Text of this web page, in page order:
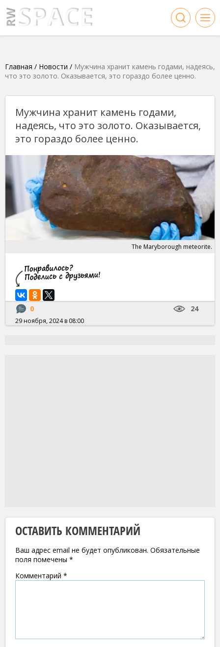
Главная / Новости / Мужчина хранит камень годами, надеясь,
что это золото. Оказывается, это гораздо более ценно.
Мужчина хранит камень годами,
надеясь, что это золото. Оказывается,
это гораздо более ценно.
The Maryborough meteorite.
0 24
29 ноября, 2024 в 08:00
ОСТАВИТЬ КОММЕНТАРИЙ
Ваш адрес email не будет опубликован. Обязательные
поля помечены *
Комментарий *